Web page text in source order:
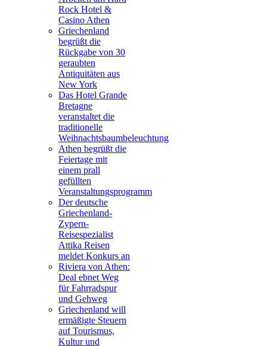
Rock Hotel &
Casino Athen
Griechenland
begrüßt die
Rückgabe von 30
geraubten
Antiquitäten aus
New York
Das Hotel Grande
Bretagne
veranstaltet die
traditionelle
Weihnachtsbaumbeleuchtung
Athen begrüßt die
Feiertage mit
einem prall
gefüllten
Veranstaltungsprogramm
Der deutsche
Griechenland-
Zypern-
Reisespezialist
Attika Reisen
meldet Konkurs an
Riviera von Athen:
Deal ebnet Weg
für Fahrradspur
und Gehweg
Griechenland will
ermäßigte Steuern
auf Tourismus,
Kultur und